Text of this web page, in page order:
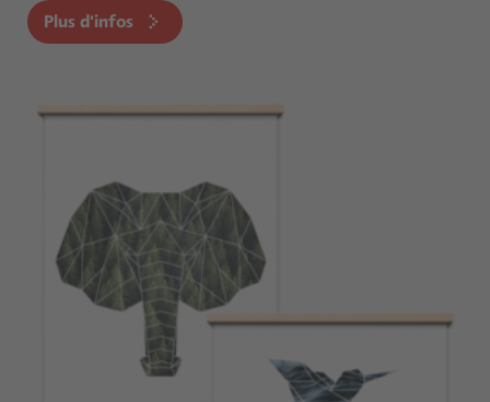
Plus d'infos